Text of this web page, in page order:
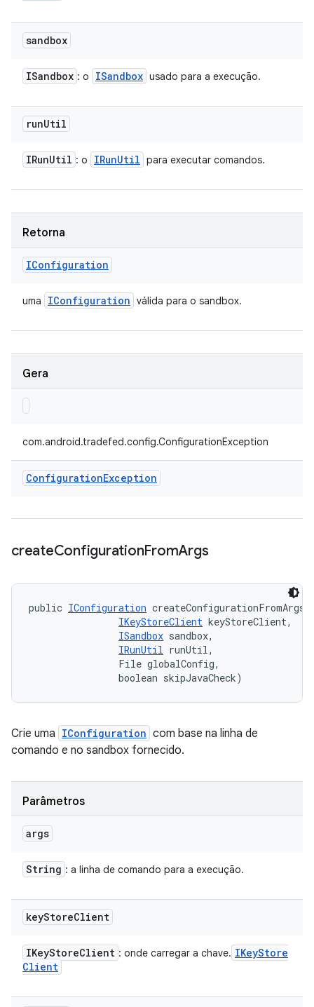
sandbox
ISandbox : o ISandbox usado para a execução.
runUtil
IRunUtil : o IRunUtil para executar comandos.
Retorna
IConfiguration
uma IConfiguration válida para o sandbox.
Gera
com.android.tradefed.config.ConfigurationException
ConfigurationException
createConfigurationFromArgs
public IConfiguration
IKeyStoreClient keyStoreClient,
ISandbox sandbox,
IRunUtil runUtil,
                File globalConfig,
                boolean skipJavaCheck)
Crie uma IConfiguration com base na linha de
comando e no sandbox fornecido.
Parâmetros
args
String : a linha de comando para a execução.
keyStoreClient
IKeyStoreClient : onde carregar a chave. IKeyStore
Client